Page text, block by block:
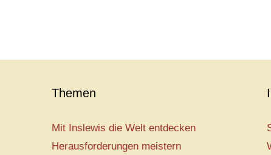
Themen
Mit Inslewis die Welt entdecken
Herausforderungen meistern